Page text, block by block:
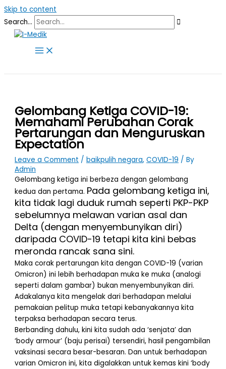
Skip to content
Search...
Gelombang Ketiga COVID-19:
Memahami Perubahan Corak
Pertarungan dan Menguruskan
Expectation
Leave a Comment /baikpulih negara,COVID-19 / By
Admin
Gelombang ketiga ini berbeza dengan gelombang
kedua dan pertama. Pada gelombang ketiga ini,
kita tidak lagi duduk rumah seperti PKP-PKP
sebelumnya melawan varian asal dan
Delta (dengan menyembunyikan diri)
daripada COVID-19 tetapi kita kini bebas
meronda rancak sana sini.
Maka corak pertarungan kita dengan COVID-19 (varian
Omicron) ini lebih berhadapan muka ke muka (analogi
seperti dalam gambar) bukan menyembunyikan diri.
Adakalanya kita mengelak dari berhadapan melalui
pemakaian pelitup muka tetapi kebanyakannya kita
terpaksa berhadapan secara terus.
Berbanding dahulu, kini kita sudah ada ‘senjata’ dan
‘body armour’ (baju perisai) tersendiri, hasil pengambilan
vaksinasi secara besar-besaran. Dan untuk berhadapan
varian Omicron ini, kita digalakkan untuk kemas kini ‘body